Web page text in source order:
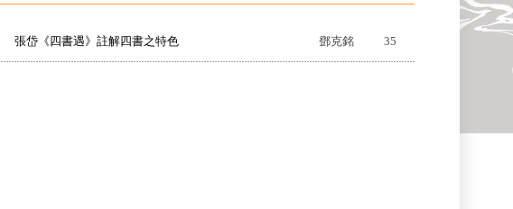
張岱《四書遇》註解四書之特色 鄧克銘 35